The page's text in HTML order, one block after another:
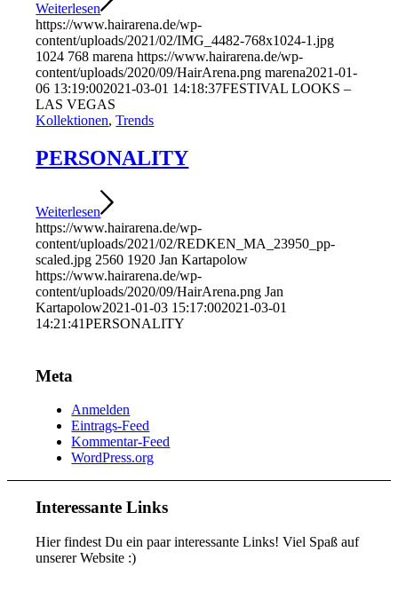
Weiterlesen
https://www.hairarena.de/wp-
content/uploads/2021/02/IMG_4482-768x1024-1.jpg
1024 768 marena https://www.hairarena.de/wp-
content/uploads/2020/09/HairArena.png marena2021-01-
06 13:19:002021-03-01 14:18:37FESTIVAL LOOKS –
LAS VEGAS
Kollektionen,Trends
PERSONALITY
Weiterlesen
https://www.hairarena.de/wp-
content/uploads/2021/02/REDKEN_MA_23950_pp-
scaled.jpg 2560 1920 Jan Kartapolow
https://www.hairarena.de/wp-
content/uploads/2020/09/HairArena.png Jan
Kartapolow2021-01-03 15:17:002021-03-01
14:21:41PERSONALITY
Meta
Anmelden
Eintrags-Feed
Kommentar-Feed
WordPress.org
Interessante Links
Hier findest Du ein paar interessante Links! Viel Spaß auf
unserer Website :)